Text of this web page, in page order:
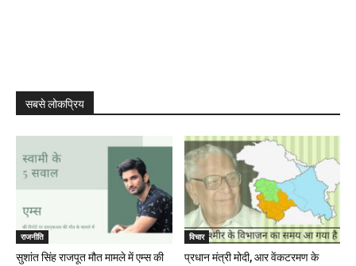
सबसे लोकप्रिय
राजनीति
सुशांत सिंह राजपूत मौत मामले में एम्स की
विचार
प्रधान मंत्री मोदी, आर वेंकटरमण के